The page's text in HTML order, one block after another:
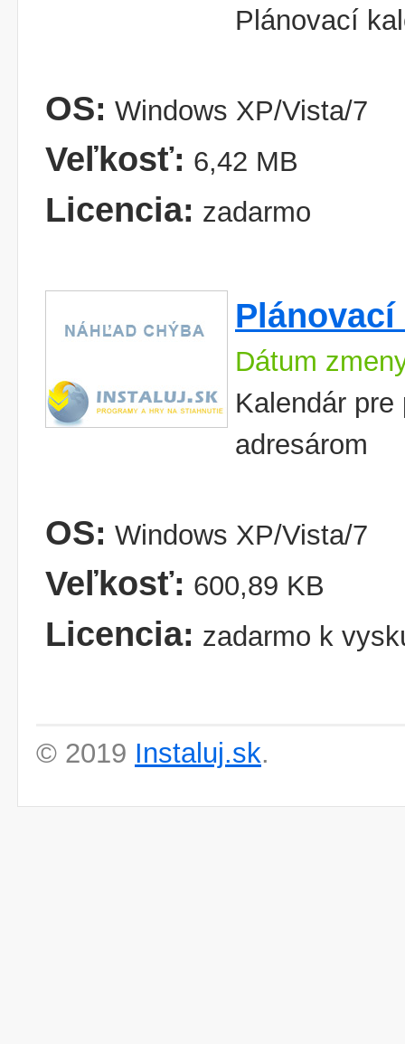
Plánovací
OS: Windows XP/Vista/7
Veľkosť: 6,42 MB
Licencia: zadarmo
Dátum
Kalendár
adresárom
OS: Windows XP/Vista/7
Veľkosť: 600,89 KB
Licencia: zadarmo k
© 2019 Instaluj.sk.